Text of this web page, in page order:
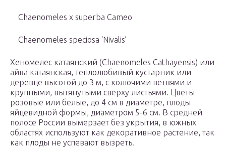
Chaenomeles x superba Cameo
Chaenomeles speciosa ‘Nivalis’
Хеномелес катаянский (Chaenomeles Cathayensis) или
айва катаянская, теплолюбивый кустарник или
деревце высотой до 3 м, с колючими ветвями и
крупными, вытянутыми сверху листьями. Цветы
розовые или белые, до 4 см в диаметре, плоды
яйцевидной формы, диаметром 5-6 см. В средней
полосе России вымерзает без укрытия, в южных
областях используют как декоративное растение, так
как плоды не успевают вызреть.